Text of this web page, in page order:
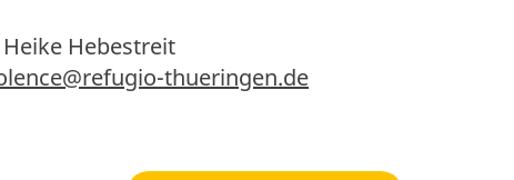
Heike Hebestreit
thueringen.de